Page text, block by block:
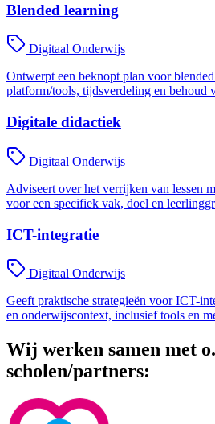
Blended learning
Digitaal Onderwijs
Ontwerpt een beknopt plan voor
platform/tools, tijdsverdeling en behoud
Digitale didactiek
Digitaal Onderwijs
Adviseert over het verrijken van lessen
voor een specifiek vak, doel en
ICT-integratie
Digitaal Onderwijs
Geeft praktische strategieën voor ICT-
en onderwijscontext, inclusief tools en
Wij werken samen met
scholen/partners: